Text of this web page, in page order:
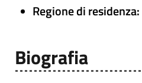
Regione di residenza:
Biografia